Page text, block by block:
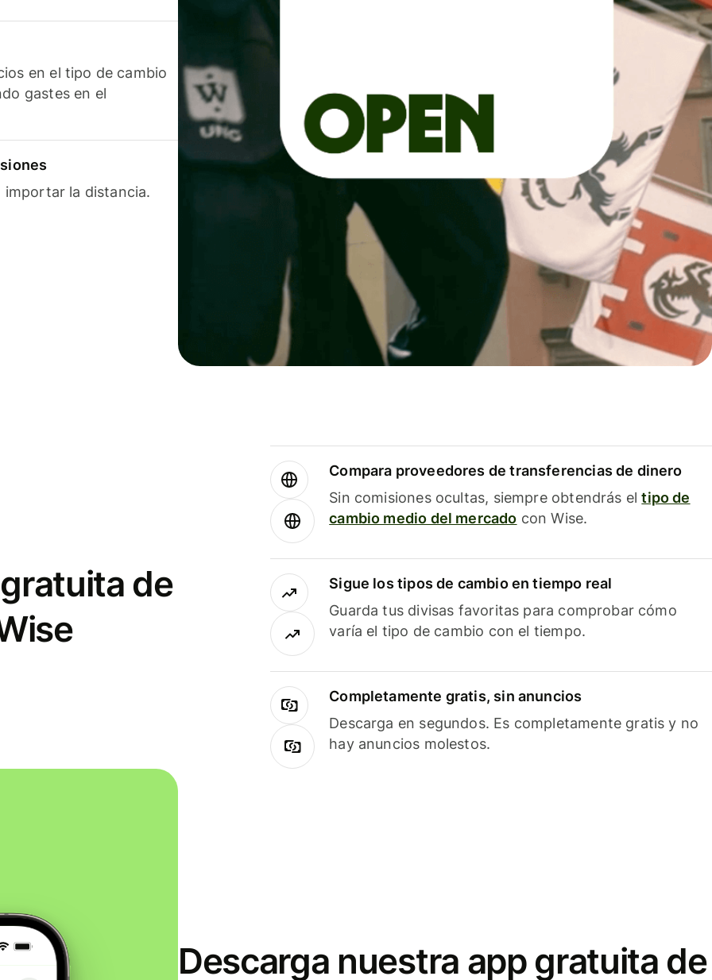
en el tipo de cambio
gastes en el
importar la distancia.
de
Compara proveedores de transferencias de dinero
Sin comisiones ocultas, siempre obtendrás eltipo de
cambio medio del mercado con Wise.
Sigue los tipos de cambio en tiempo real
Guarda tus divisas favoritas para comprobar cómo
varía el tipo de cambio con el tiempo.
Completamente gratis, sin anuncios
Descarga en segundos. Es completamente gratis y no
hay anuncios molestos.
Descarga nuestra app gratuita de